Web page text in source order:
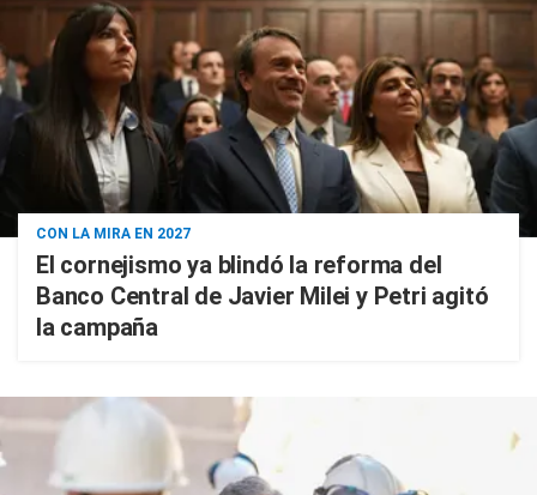
CON LA MIRA EN 2027
El cornejismo ya blindó la reforma del
Banco Central de Javier Milei y Petri agitó
la campaña